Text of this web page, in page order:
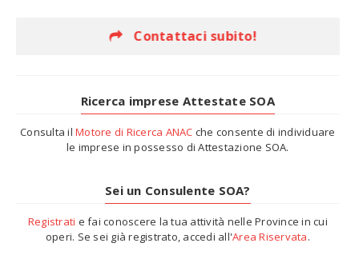
Contattaci subito!
Ricerca imprese Attestate SOA
Consulta ilMotore di Ricerca ANAC che consente di individuare
le imprese in possesso di Attestazione SOA.
Seiun Consulente SOA?
Registrati e fai conoscere la tua attività nelle Province in cui
operi. Se sei già registrato, accedi all'Area Riservata.